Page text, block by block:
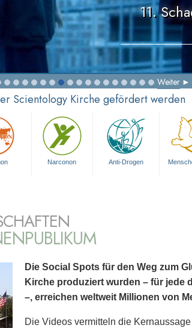
11.
Weiter
Scientology Kirche gefördert werden
Narconon Anti-Drogen
Die Social Spots für den Weg zum
Kirche produziert wurden – für jede
–, erreichen weltweit Millionen von
Die Videos vermitteln die